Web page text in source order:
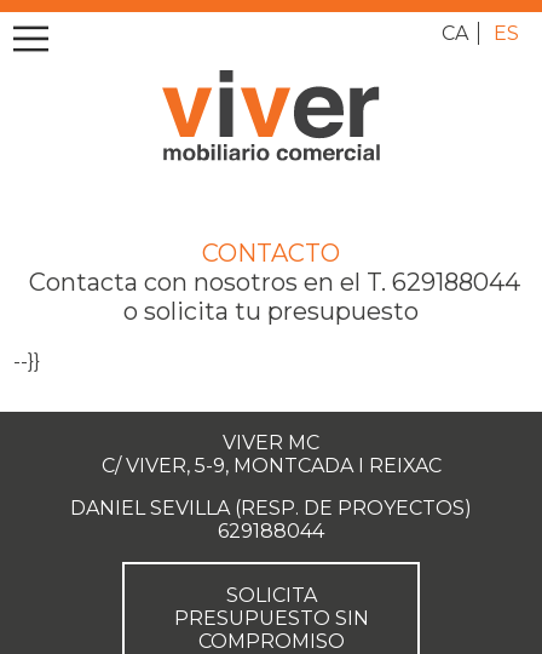
CA ES
CONTACTO
Contacta con nosotros en el T. 629188044
o solicita tu presupuesto
--}}
VIVER MC
C/ VIVER, 5-9, MONTCADA I REIXAC
DANIEL SEVILLA (RESP. DE PROYECTOS)
629188044
SOLICITA
PRESUPUESTO SIN
COMPROMISO